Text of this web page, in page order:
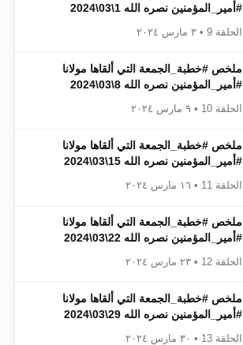
#أمير_المؤمنين​​​​​​​​​​​​​​ نصره الله 1\03\2024
الحلقة 9 • ٣ مارس ٢٠٢٤
ملخص #خطبة_الجمعة​​​​​​​​​​​​​​ التي ألقاها مولانا
#أمير_المؤمنين​​​​​​​​​​​​​​ نصره الله 8\03\2024
الحلقة 10 • ٩ مارس ٢٠٢٤
ملخص #خطبة_الجمعة​​​​​​​​​​​​​​ التي ألقاها مولانا
#أمير_المؤمنين​​​​​​​​​​​​​​ نصره الله 15\03\2024
الحلقة 11 • ١٦ مارس ٢٠٢٤
ملخص #خطبة_الجمعة​​​​​​​​​​​​​​ التي ألقاها مولانا
#أمير_المؤمنين​​​​​​​​​​​​​​ نصره الله 22\03\2024
الحلقة 12 • ٢٣ مارس ٢٠٢٤
ملخص #خطبة_الجمعة​​​​​​​​​​​​​​ التي ألقاها مولانا
#أمير_المؤمنين​​​​​​​​​​​​​​ نصره الله 29\03\2024
الحلقة 13 • ٣٠ مارس ٢٠٢٤